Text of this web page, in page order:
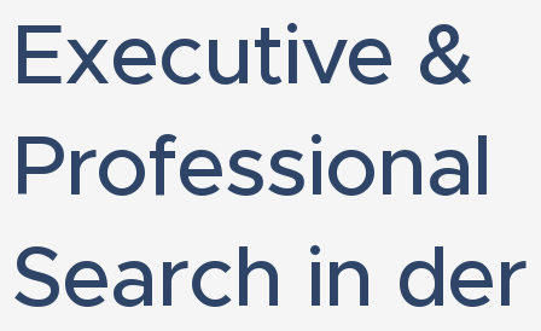
Executive &
Professional
Search in der